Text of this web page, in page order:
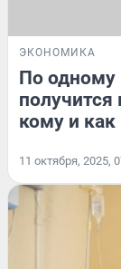
ЭКОНОМИКА
По одному
получится
кому и как
11 октября, 2025,